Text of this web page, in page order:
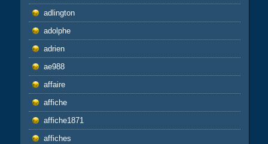
adlington
adolphe
adrien
ae988
affaire
affiche
affiche1871
affiches